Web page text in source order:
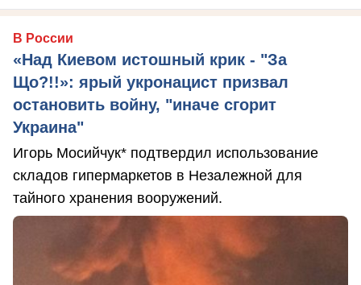
В России
«Над Киевом истошный крик - "За
Що?!!»: ярый укронацист призвал
остановить войну, "иначе сгорит
Украина"
Игорь Мосийчук* подтвердил использование
складов гипермаркетов в Незалежной для
тайного хранения вооружений.